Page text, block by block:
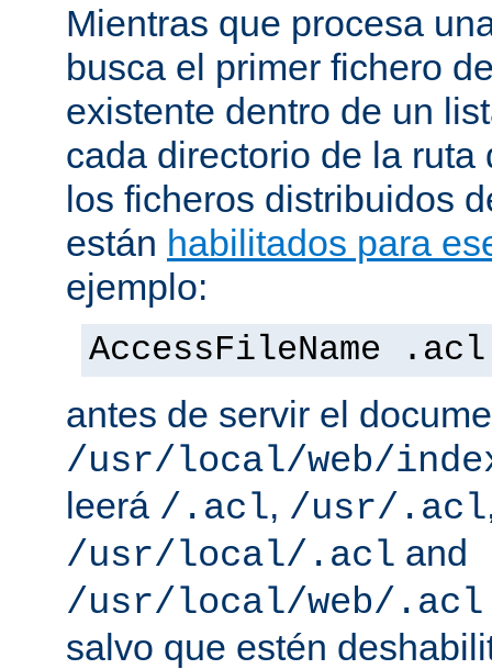
Mientras que procesa
busca el primer fichero
existente dentro de un
cada directorio de la ruta
los ficheros distribuidos
están habilitados para
ejemplo:
AccessFileName .acl
antes de servir el
/usr/local/web/
leerá /.acl, /usr/.acl
/usr/local/.acl and
/usr/local/web/.acl
salvo que estén